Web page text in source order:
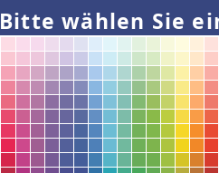
Bitte wählen Sie